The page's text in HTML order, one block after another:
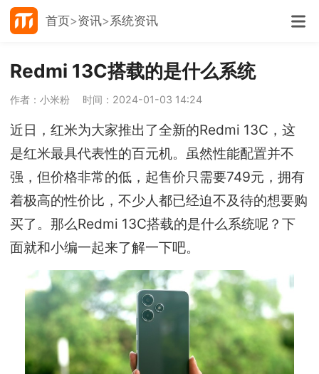
首页 资讯 系统资讯
Redmi 13C搭载的是什么系统
作者：小米粉 时间：2024-01-03 14:24
近日，红米为大家推出了全新的Redmi 13C，这
是红米最具代表性的百元机。虽然性能配置并不
强，但价格非常的低，起售价只需要749元，拥有
着极高的性价比，不少人都已经迫不及待的想要购
买了。那么Redmi 13C搭载的是什么系统呢？下
面就和小编一起来了解一下吧。